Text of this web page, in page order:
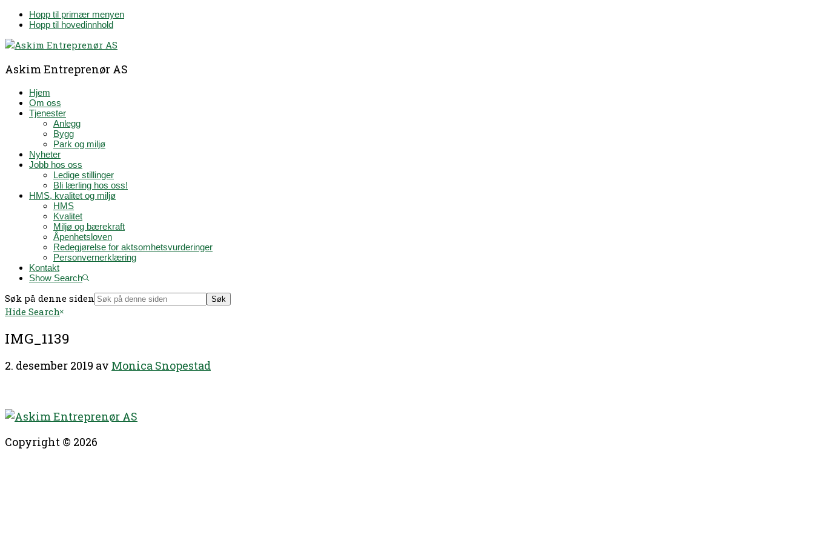
Hopp til primær menyen
Hopp til hovedinnhold
Askim Entreprenør AS
Hjem
Om oss
Tjenester
Anlegg
Bygg
Park og miljø
Nyheter
Jobb hos oss
Ledige stillinger
Bli lærling hos oss!
HMS, kvalitet og miljø
HMS
Kvalitet
Miljø og bærekraft
Åpenhetsloven
Redegjørelse for aktsomhetsvurderinger
Personvernerklæring
Kontakt
Show Search
Søk på denne siden
Hide Search
IMG_1139
2. desember 2019 av Monica Snopestad
Copyright © 2026